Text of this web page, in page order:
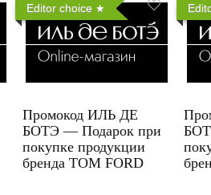
Editor choice
Промокод ИЛЬ ДЕ
БОТЭ — Подарок при
покупке продукции
бренда TOM FORD